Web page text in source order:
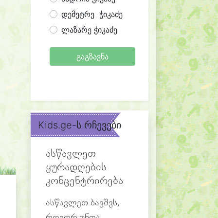
დემეტრე ჭიკაძე
ლაზარე ჭიკაძე
გაგზავნა
Kids.ge-ს რჩევები
ასწავლეთ
ყურადღების
კონცენტრირება
ასწავლეთ ბავშვს,